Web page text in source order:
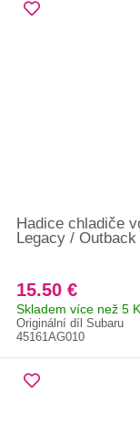
Hadice chladiče
Legacy /
15.50 €
Skladem více než 5
Originální díl Subaru
45161AG010